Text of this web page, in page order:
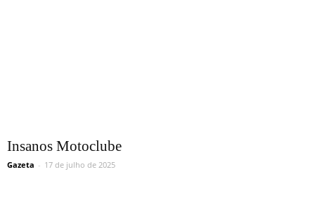
Insanos Motoclube
Gazeta - 17 de julho de 2025